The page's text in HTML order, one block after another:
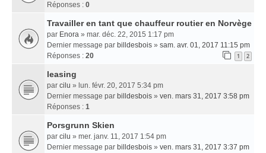
Réponses : 0
Travailler en tant que chauffeur routier en Norvège
par Enora » mar. déc. 22, 2015 1:17 pm
Dernier message par billdesbois » sam. avr. 01, 2017 11:15 pm
Réponses : 20 1 2
leasing
par cilu » lun. févr. 20, 2017 5:34 pm
Dernier message par billdesbois » ven. mars 31, 2017 3:58 pm
Réponses : 1
Porsgrunn Skien
par cilu » mer. janv. 11, 2017 1:54 pm
Dernier message par billdesbois » ven. mars 31, 2017 3:37 pm